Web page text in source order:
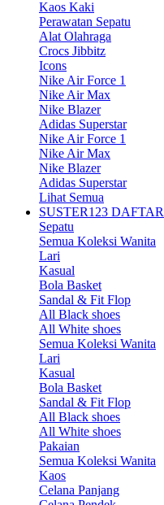
Kaos Kaki
Perawatan Sepatu
Alat Olahraga
Crocs Jibbitz
Icons
Nike Air Force 1
Nike Air Max
Nike Blazer
Adidas Superstar
Nike Air Force 1
Nike Air Max
Nike Blazer
Adidas Superstar
Lihat Semua
SUSTER123 DAFTAR
Sepatu
Semua Koleksi Wanita
Lari
Kasual
Bola Basket
Sandal & Fit Flop
All Black shoes
All White shoes
Semua Koleksi Wanita
Lari
Kasual
Bola Basket
Sandal & Fit Flop
All Black shoes
All White shoes
Pakaian
Semua Koleksi Wanita
Kaos
Celana Panjang